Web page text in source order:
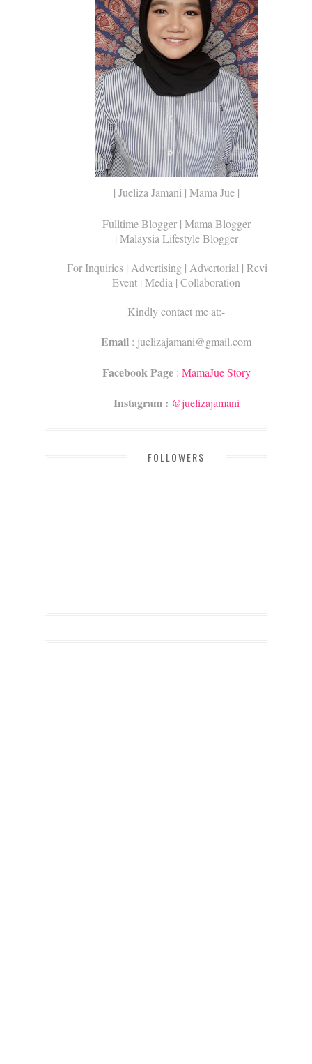
| Jueliza Jamani | Mama Jue |
Fulltime Blogger | Mama Blogger
| Malaysia Lifestyle Blogger
For Inquiries | Advertising | Advertorial | Review |
Event | Media | Collaboration
Kindly contact me at:-
Email : juelizajamani@gmail.com
Facebook Page: MamaJue Story
Instagram : @juelizajamani
FOLLOWERS